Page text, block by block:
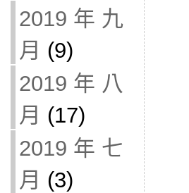
2019 年 九
月 (9)
2019 年 八
月 (17)
2019 年 七
月 (3)